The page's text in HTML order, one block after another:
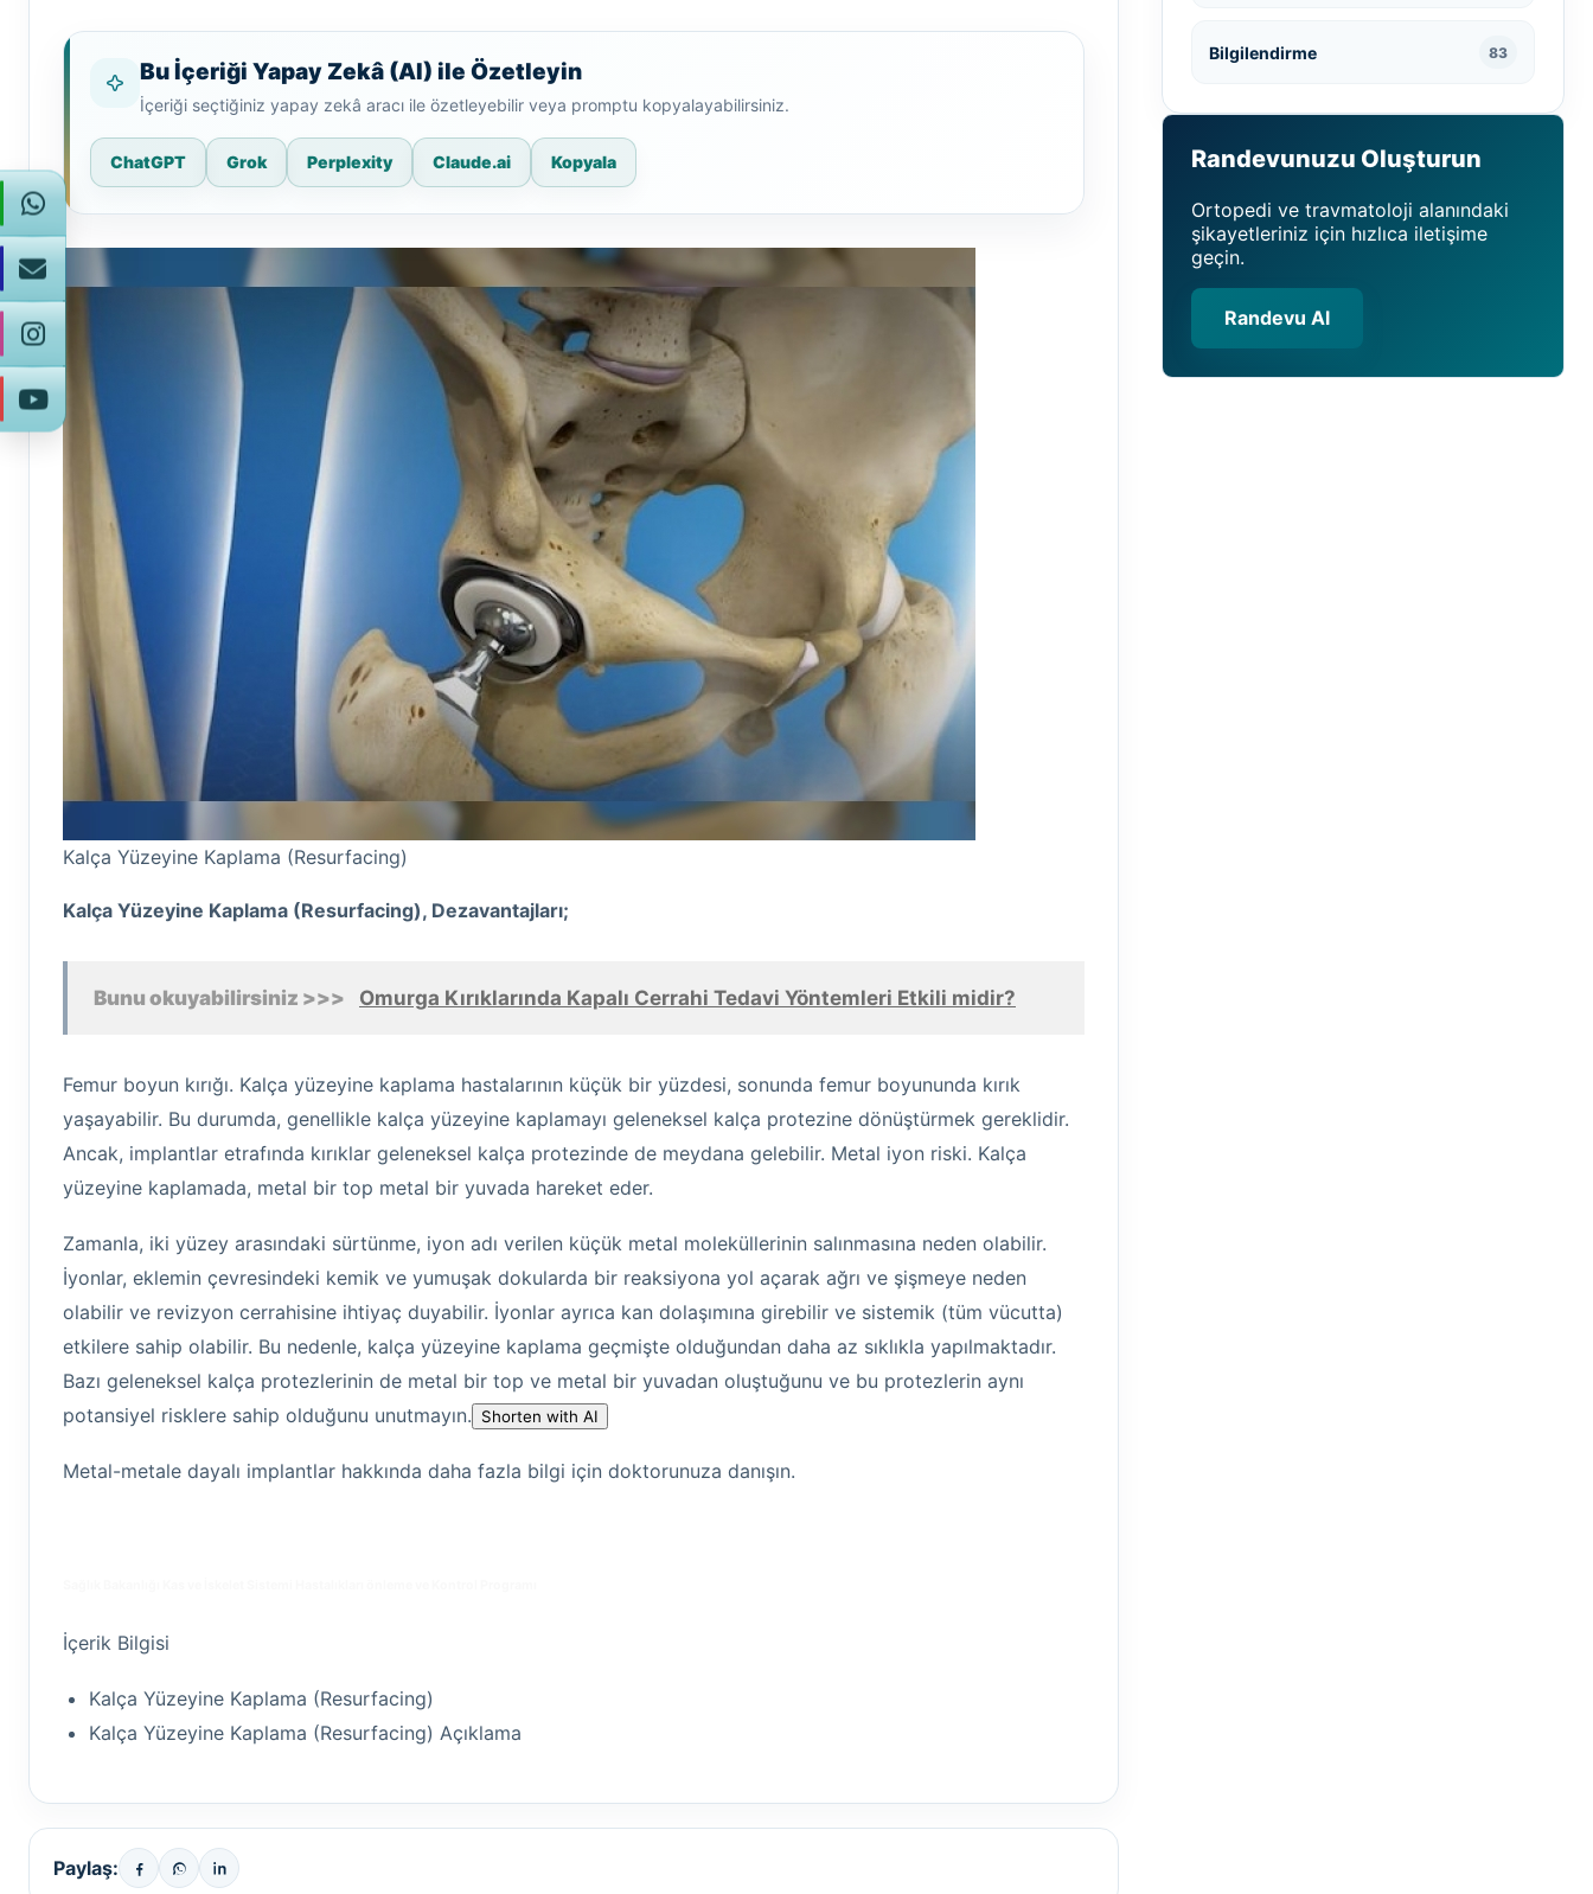
Bu İçeriği Yapay Zekâ (AI) ile Özetleyin
İçeriği seçtiğiniz yapay zekâ aracı ile özetleyebilir veya promptu kopyalayabilirsiniz.
ChatGPT Grok Perplexity Claude.ai Kopyala
Kalça Yüzeyine Kaplama (Resurfacing)
Kalça Yüzeyine Kaplama (Resurfacing), Dezavantajları;
Bunu okuyabilirsiniz >>> Omurga Kırıklarında Kapalı Cerrahi Tedavi Yöntemleri Etkili midir?
Femur boyun kırığı. Kalça yüzeyine kaplama hastalarının küçük bir yüzdesi, sonunda femur boyununda kırık
yaşayabilir. Bu durumda, genellikle kalça yüzeyine kaplamayı geleneksel kalça protezine dönüştürmek gereklidir.
Ancak, implantlar etrafında kırıklar geleneksel kalça protezinde de meydana gelebilir. Metal iyon riski. Kalça
yüzeyine kaplamada, metal bir top metal bir yuvada hareket eder.
Zamanla, iki yüzey arasındaki sürtünme, iyon adı verilen küçük metal moleküllerinin salınmasına neden olabilir.
İyonlar, eklemin çevresindeki kemik ve yumuşak dokularda bir reaksiyona yol açarak ağrı ve şişmeye neden
olabilir ve revizyon cerrahisine ihtiyaç duyabilir. İyonlar ayrıca kan dolaşımına girebilir ve sistemik (tüm vücutta)
etkilere sahip olabilir. Bu nedenle, kalça yüzeyine kaplama geçmişte olduğundan daha az sıklıkla yapılmaktadır.
Bazı geleneksel kalça protezlerinin de metal bir top ve metal bir yuvadan oluştuğunu ve bu protezlerin aynı
potansiyel risklere sahip olduğunu unutmayın.
Shorten with AI
Metal-metale dayalı implantlar hakkında daha fazla bilgi için doktorunuza danışın.
İçerik Bilgisi
Kalça Yüzeyine Kaplama (Resurfacing)
Kalça Yüzeyine Kaplama (Resurfacing) Açıklama
Paylaş:
Bilgilendirme 83
Randevunuzu Oluşturun
Ortopedi ve travmatoloji alanındaki
şikayetleriniz için hızlıca iletişime
geçin.
Randevu Al